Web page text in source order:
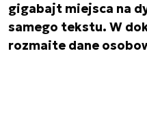
gigabajt miejsca na
samego tekstu. W
rozmaite dane